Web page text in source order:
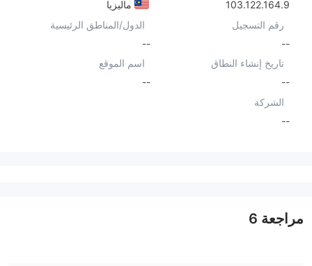
103.122.164.9
ماليزيا
رقم التسجيل
--
الدول/المناطق الرئيسية
--
تاريخ إنشاء النطاق
--
اسم الموقع
--
الشركة
--
مراجعة